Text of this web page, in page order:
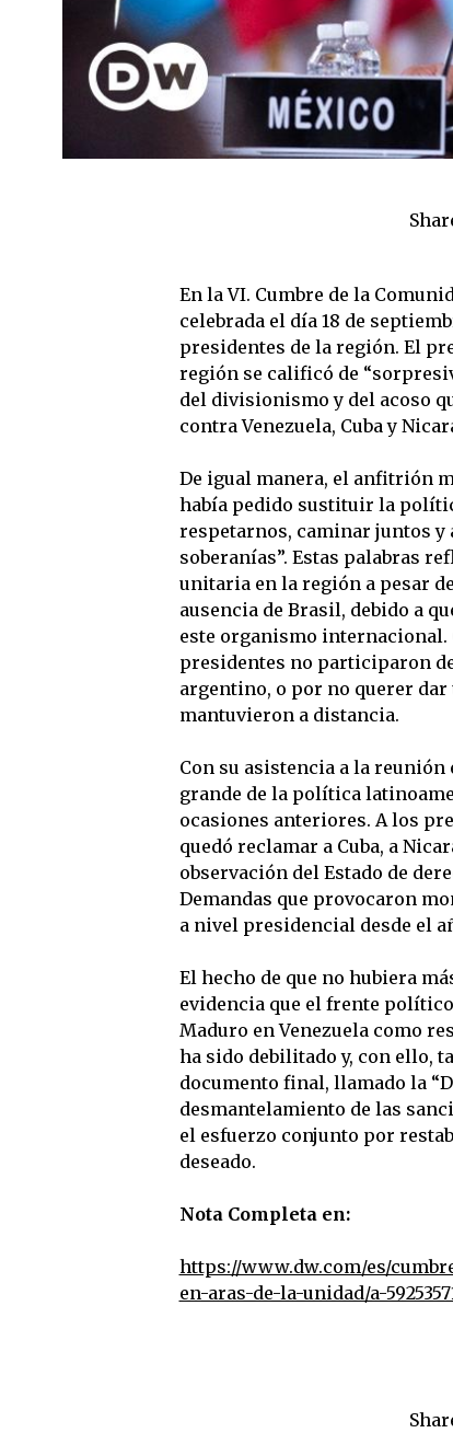
En la VI. Cumbre de la
celebrada el día 18 de
presidentes de la región. El
región se calificó de
del divisionismo y del acoso
contra Venezuela, Cuba y
De igual manera, el anfitrión
había pedido sustituir la
respetarnos, caminar juntos
soberanías”. Estas palabras
unitaria en la región a pesar
ausencia de Brasil, debido a
este organismo internacional.
presidentes no participaron
argentino, o por no querer
mantuvieron a distancia.
Con su asistencia a la
grande de la política
ocasiones anteriores. A los
quedó reclamar a Cuba, a
observación del Estado de
Demandas que provocaron
a nivel presidencial desde el
El hecho de que no hubiera
evidencia que el frente
Maduro en Venezuela como
ha sido debilitado y, con ello,
documento final, llamado la
desmantelamiento de las
el esfuerzo conjunto por
deseado.
Nota Completa en:
https://www.dw.com/es/
en-aras-de-la-unidad/a-